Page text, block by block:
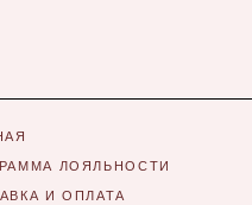
ЛОЯЛЬНОСТИ
И ОПЛАТА